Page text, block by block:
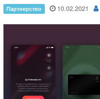
10.02.2021